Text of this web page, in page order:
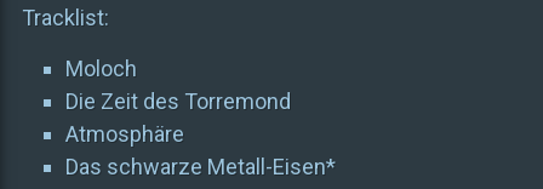
Tracklist:
Moloch
Die Zeit des Torremond
Atmosphäre
Das schwarze Metall-Eisen*